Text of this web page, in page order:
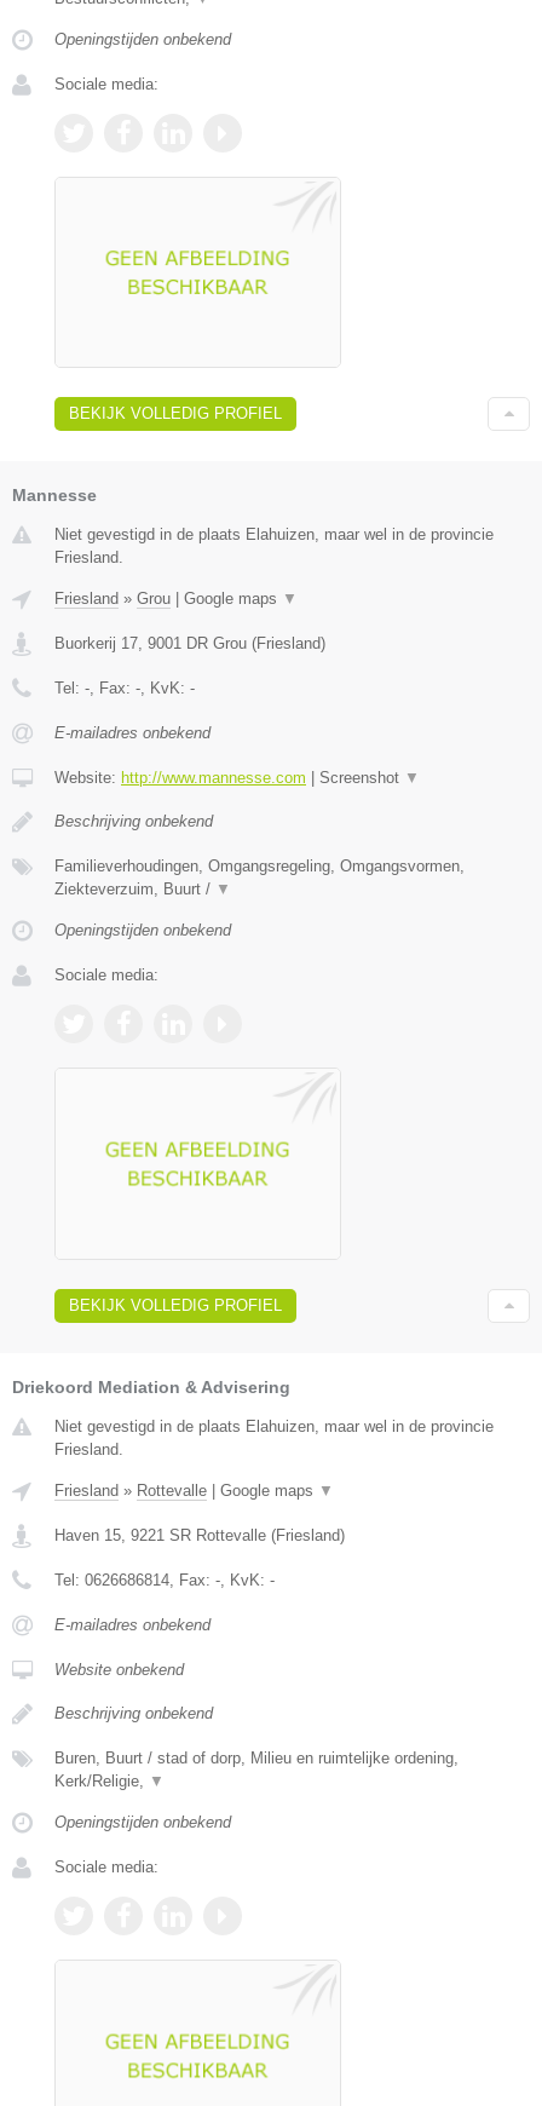
Openingstijden onbekend
Sociale media:
BEKIJK VOLLEDIG PROFIEL
Mannesse
Niet gevestigd in de plaats Elahuizen, maar wel in de provincie
Friesland.
Friesland » Grou Google maps ▼
Buorkerij 17, 9001 DR Grou (Friesland)
Tel: -, Fax: -, KvK: -
E-mailadres onbekend
Website: http://www.mannesse.com Screenshot ▼
Beschrijving onbekend
Familieverhoudingen, Omgangsregeling, Omgangsvormen,
Ziekteverzuim, Buurt / ▼
Openingstijden onbekend
Sociale media:
BEKIJK VOLLEDIG PROFIEL
Driekoord Mediation & Advisering
Niet gevestigd in de plaats Elahuizen, maar wel in de provincie
Friesland.
Friesland » Rottevalle Google maps ▼
Haven 15 9221 SR Rottevalle (Friesland)
Tel: 0626686814 , Fax: - , KvK: -
E-mailadres onbekend
Website onbekend
Beschrijving onbekend
Buren, Buurt / stad of dorp, Milieu en ruimtelijke ordening,
Kerk/Religie,
▼
Openingstijden onbekend
Sociale media: